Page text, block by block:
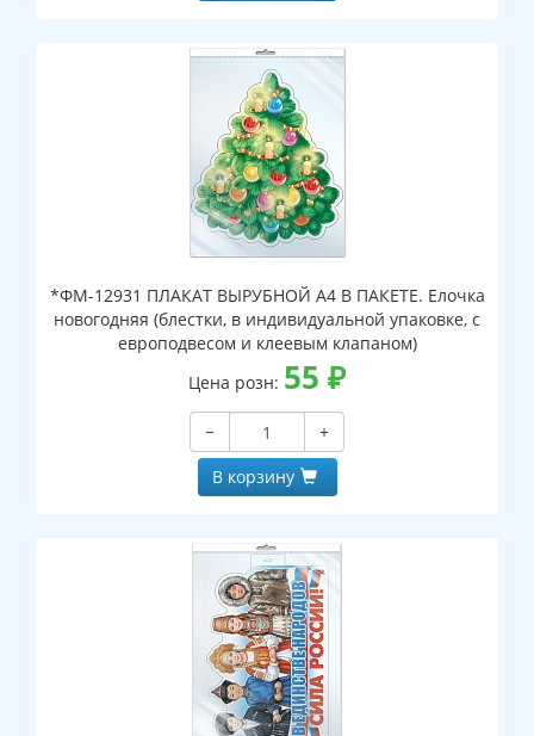
*ФМ-12931 ПЛАКАТ ВЫРУБНОЙ А4 В ПАКЕТЕ. Елочка
новогодняя (блестки, в индивидуальной упаковке, с
европодвесом и клеевым клапаном)
Цена розн: 55 ₽
−
+
В корзину